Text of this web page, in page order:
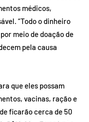
médicos,
“Todo o dinheiro
meio de doação de
pela causa
que eles possam
vacinas, ração e
ficarão cerca de 50